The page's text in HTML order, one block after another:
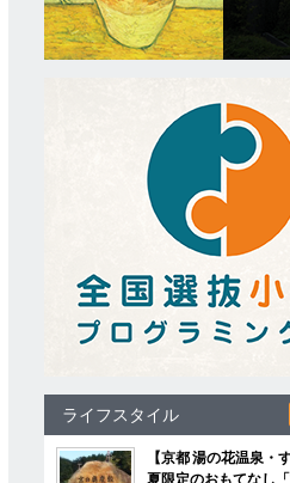
ライフスタイル
【京都 湯の花温泉・
夏限定のおもてなし